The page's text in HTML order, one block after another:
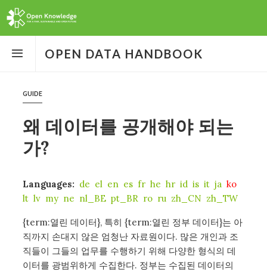
menuOPEN DATA HANDBOOK
GUIDE
왜 데이터를 공개해야 되는
가?
Languages: de el en es fr he hr id is it ja ko
lt lv my ne nl_BE pt_BR ro ru zh_CN zh_TW
{term:열린 데이터}, 특히 {term:열린 정부 데이터}는 아
직까지 손대지 않은 엄청난 자료원이다. 많은 개인과 조
직들이 그들의 업무를 수행하기 위해 다양한 형식의 데
이터를 광범위하게 수집한다. 정부는 수집된 데이터의